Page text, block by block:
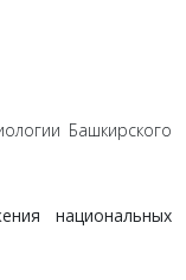
Башкирского
национальных